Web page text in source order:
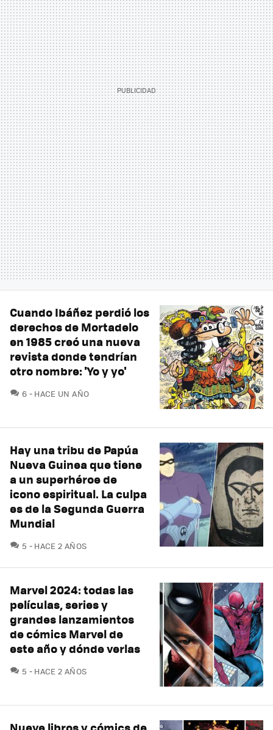
Cuando Ibáñez perdió los
derechos de Mortadelo
en 1985 creó una nueva
revista donde tendrían
otro nombre: 'Yo y yo'
6 COMENTARIOS
HACE UN AÑO
Hay una tribu de Papúa
Nueva Guinea que tiene
a un superhéroe de
icono espiritual. La culpa
es de la Segunda Guerra
Mundial
5 COMENTARIOS
HACE 2 AÑOS
Marvel 2024: todas las
películas, series y
grandes lanzamientos
de cómics Marvel de
este año y dónde verlas
5 COMENTARIOS
HACE 2 AÑOS